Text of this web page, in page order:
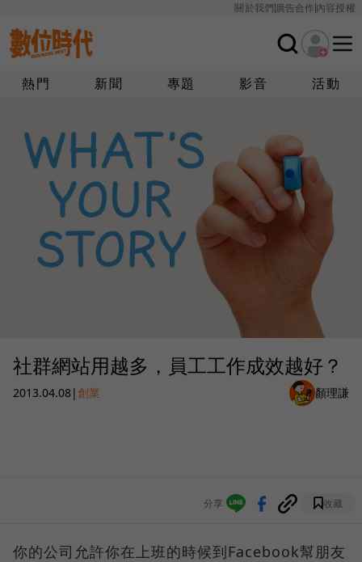
關於我們廣告合作內容授權
熱門 新聞 專題 影音 活動
社群網站用越多，員工工作成效越好？
2013.04.08|創業 顏理謙
分享 收藏
你的公司允許你在上班的時候到Facebook幫朋友